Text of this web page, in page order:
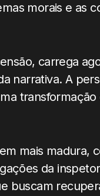
morais e as
carrega
narrativa. A
mais madura,
da
buscam